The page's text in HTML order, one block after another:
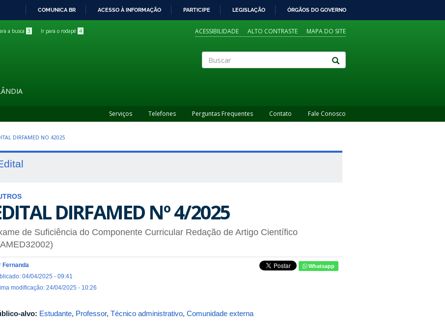
COMUNICA BR ACESSO À INFORMAÇÃO PARTICIPE LEGISLAÇÃO ÓRGÃOS DO GOVERNO
a busca 3 Ir para o rodapé 4 ACESSIBILIDADE ALTO CONTRASTE MAPA DO SITE
Serviços Telefones Perguntas Frequentes Contato Fale Conosco
DIRFAMED NO 42025
DIRFAMED Nº 4/2025
de Suficiência do Componente Curricular Redação de Artigo Científico
Fernanda
04/04/2025 - 09:41
modificação: 24/04/2025 - 10:26
Whatsapp
alvo: Estudante, Professor, Técnico administrativo, Comunidade externa